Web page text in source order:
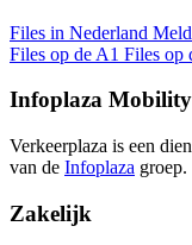
Files in Nederland
Files op de A1 Files op
Infoplaza Mobility
Verkeerplaza is een
van de Infoplaza groep.
Zakelijk